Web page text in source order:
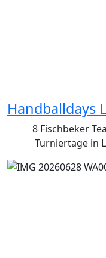
Handballdays
8 Fischbeker
Turniertage in